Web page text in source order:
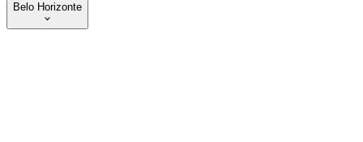
Belo Horizonte